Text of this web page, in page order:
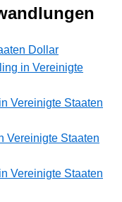
Dollar
in Vereinigte
Vereinigte Staaten
Vereinigte Staaten
Vereinigte Staaten